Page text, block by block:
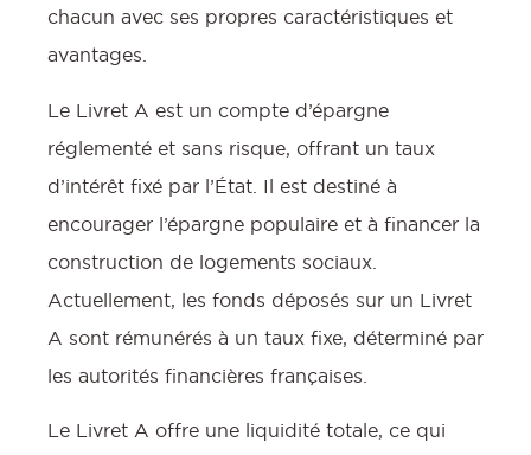
chacun avec ses propres caractéristiques et
avantages.
Le Livret A est un compte d’épargne
réglementé et sans risque, offrant un taux
d’intérêt fixé par l’État. Il est destiné à
encourager l’épargne populaire et à financer la
construction de logements sociaux.
Actuellement, les fonds déposés sur un Livret
A sont rémunérés à un taux fixe, déterminé par
les autorités financières françaises.
Le Livret A offre une liquidité totale, ce qui